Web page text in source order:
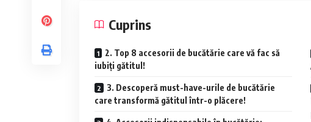
Cuprins
2. Top 8 accesorii de bucătărie care vă fac să
iubiți gătitul!
3. Descoperă must-have-urile de bucătărie
care transformă gătitul într-o plăcere!